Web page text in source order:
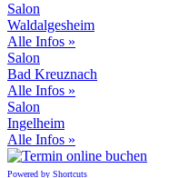
Salon
Waldalgesheim
Alle Infos »
Salon
Bad Kreuznach
Alle Infos »
Salon
Ingelheim
Alle Infos »
Powered by Shortcuts